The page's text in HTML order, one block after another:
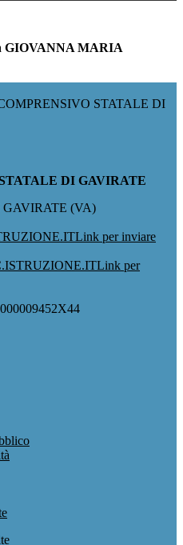
GIOVANNA MARIA
STATALE DI
DI GAVIRATE
GAVIRATE (VA)
Link per inviare
Link per